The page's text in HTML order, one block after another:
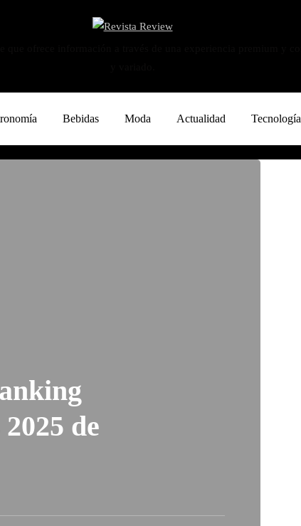
Bebidas Moda Actualidad Tecnología
de